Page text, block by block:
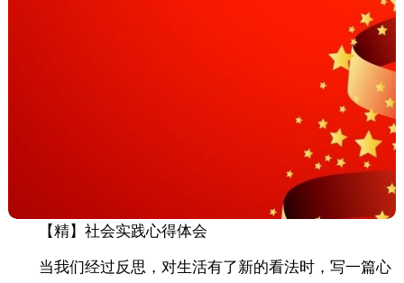
【精】社会实践心得体会
当我们经过反思，对生活有了新的看法时，写一篇心